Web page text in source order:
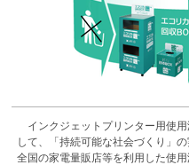
インクジェットプリンター用使
して、「持続可能な社会づくり」
全国の家電量販店等を利用した使